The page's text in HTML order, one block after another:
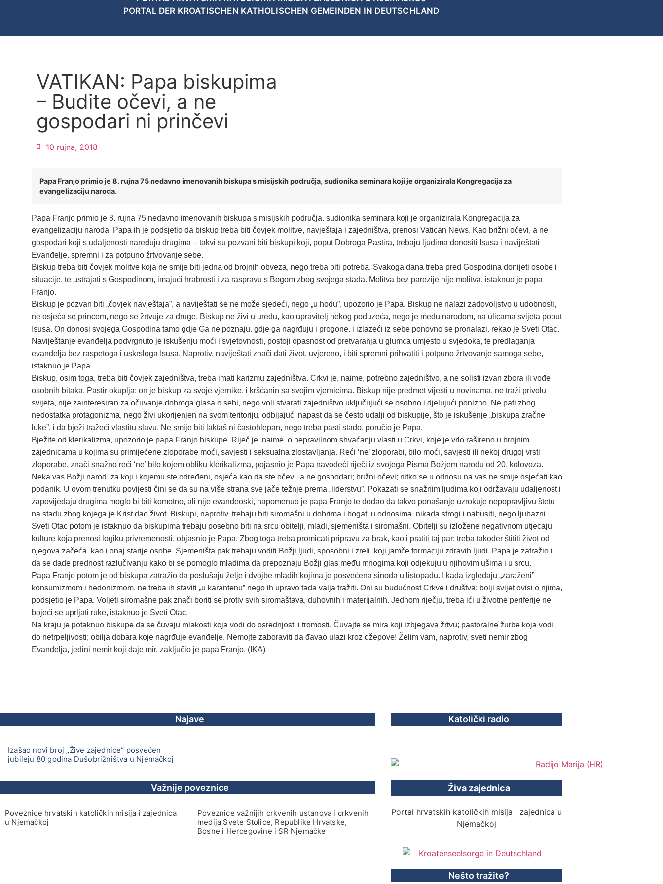
PORTAL DER KROATISCHEN KATHOLISCHEN GEMEINDEN IN DEUTSCHLAND
VATIKAN: Papa biskupima
– Budite očevi, a ne
gospodari ni prinčevi
10 rujna, 2018
Papa Franjo primio je 8. rujna 75 nedavno imenovanih biskupa s misijskih područja, sudionika seminara koji je organizirala Kongregacija za
evangelizaciju naroda.
Papa Franjo primio je 8. rujna 75 nedavno imenovanih biskupa s misijskih područja, sudionika seminara koji je organizirala Kongregacija za
evangelizaciju naroda. Papa ih je podsjetio da biskup treba biti čovjek molitve, navještaja i zajedništva, prenosi Vatican News. Kao brižni očevi, a ne
gospodari koji s udaljenosti naređuju drugima – takvi su pozvani biti biskupi koji, poput Dobroga Pastira, trebaju ljudima donositi Isusa i naviještati
Evanđelje, spremni i za potpuno žrtvovanje sebe.
Biskup treba biti čovjek molitve koja ne smije biti jedna od brojnih obveza, nego treba biti potreba. Svakoga dana treba pred Gospodina donijeti osobe i
situacije, te ustrajati s Gospodinom, imajući hrabrosti i za raspravu s Bogom zbog svojega stada. Molitva bez parezije nije molitva, istaknuo je papa
Franjo.
Biskup je pozvan biti „čovjek navještaja”, a naviještati se ne može sjedeći, nego „u hodu”, upozorio je Papa. Biskup ne nalazi zadovoljstvo u udobnosti,
ne osjeća se princem, nego se žrtvuje za druge. Biskup ne živi u uredu, kao upravitelj nekog poduzeća, nego je među narodom, na ulicama svijeta poput
Isusa. On donosi svojega Gospodina tamo gdje Ga ne poznaju, gdje ga nagrđuju i progone, i izlazeći iz sebe ponovno se pronalazi, rekao je Sveti Otac.
Naviještanje evanđelja podvrgnuto je iskušenju moći i svjetovnosti, postoji opasnost od pretvaranja u glumca umjesto u svjedoka, te predlaganja
evanđelja bez raspetoga i uskrsloga Isusa. Naprotiv, naviještati znači dati život, uvjereno, i biti spremni prihvatiti i potpuno žrtvovanje samoga sebe,
istaknuo je Papa.
Biskup, osim toga, treba biti čovjek zajedništva, treba imati karizmu zajedništva. Crkvi je, naime, potrebno zajedništvo, a ne solisti izvan zbora ili vođe
osobnih bitaka. Pastir okuplja; on je biskup za svoje vjernike, i kršćanin sa svojim vjernicima. Biskup nije predmet vijesti u novinama, ne traži privolu
svijeta, nije zainteresiran za očuvanje dobroga glasa o sebi, nego voli stvarati zajedništvo uključujući se osobno i djelujući ponizno. Ne pati zbog
nedostatka protagonizma, nego živi ukorijenjen na svom teritoriju, odbijajući napast da se često udalji od biskupije, što je iskušenje „biskupa zračne
luke”, i da bježi tražeći vlastitu slavu. Ne smije biti laktaš ni častohlepan, nego treba pasti stado, poručio je Papa.
Bježite od klerikalizma, upozorio je papa Franjo biskupe. Riječ je, naime, o nepravilnom shvaćanju vlasti u Crkvi, koje je vrlo rašireno u brojnim
zajednicama u kojima su primijećene zloporabe moći, savjesti i seksualna zlostavljanja. Reći ‘ne’ zloporabi, bilo moći, savjesti ili nekoj drugoj vrsti
zloporabe, znači snažno reći ‘ne’ bilo kojem obliku klerikalizma, pojasnio je Papa navodeći riječi iz svojega Pisma Božjem narodu od 20. kolovoza.
Neka vas Božji narod, za koji i kojemu ste određeni, osjeća kao da ste očevi, a ne gospodari; brižni očevi; nitko se u odnosu na vas ne smije osjećati kao
podanik. U ovom trenutku povijesti čini se da su na više strana sve jače težnje prema „liderstvu”. Pokazati se snažnim ljudima koji održavaju udaljenost i
zapovijedaju drugima moglo bi biti komotno, ali nije evanđeoski, napomenuo je papa Franjo te dodao da takvo ponašanje uzrokuje nepopravljivu štetu
na stadu zbog kojega je Krist dao život. Biskupi, naprotiv, trebaju biti siromašni u dobrima i bogati u odnosima, nikada strogi i nabusiti, nego ljubazni.
Sveti Otac potom je istaknuo da biskupima trebaju posebno biti na srcu obitelji, mladi, sjemeništa i siromašni. Obitelji su izložene negativnom utjecaju
kulture koja prenosi logiku privremenosti, objasnio je Papa. Zbog toga treba promicati pripravu za brak, kao i pratiti taj par; treba također štititi život od
njegova začeća, kao i onaj starije osobe. Sjemeništa pak trebaju voditi Božji ljudi, sposobni i zreli, koji jamče formaciju zdravih ljudi. Papa je zatražio i
da se dade prednost razlučivanju kako bi se pomoglo mladima da prepoznaju Božji glas među mnogima koji odjekuju u njihovim ušima i u srcu.
Papa Franjo potom je od biskupa zatražio da poslušaju želje i dvojbe mladih kojima je posvećena sinoda u listopadu. I kada izgledaju „zaraženi”
konsumizmom i hedonizmom, ne treba ih staviti „u karantenu” nego ih upravo tada valja tražiti. Oni su budućnost Crkve i društva; bolji svijet ovisi o njima,
podsjetio je Papa. Voljeti siromašne pak znači boriti se protiv svih siromaštava, duhovnih i materijalnih. Jednom riječju, treba ići u životne periferije ne
bojeći se uprljati ruke, istaknuo je Sveti Otac.
Na kraju je potaknuo biskupe da se čuvaju mlakosti koja vodi do osrednjosti i tromosti. Čuvajte se mira koji izbjegava žrtvu; pastoralne žurbe koja vodi
do netrpeljivosti; obilja dobara koje nagrđuje evanđelje. Nemojte zaboraviti da đavao ulazi kroz džepove! Želim vam, naprotiv, sveti nemir zbog
Evanđelja, jedini nemir koji daje mir, zaključio je papa Franjo. (IKA)
Najave
Izašao novi broj „Žive zajednice“ posvećen
jubileju 80 godina Dušobrižništva u Njemačkoj
Važnije poveznice
Poveznice hrvatskih katoličkih misija i zajednica
u Njemačkoj
Poveznice važnijih crkvenih ustanova i crkvenih
medija Svete Stolice, Republike Hrvatske,
Bosne i Hercegovine i SR Njemačke
Katolički radio
Živa zajednica
Portal hrvatskih katoličkih misija i zajednica u
Njemačkoj
Nešto tražite?